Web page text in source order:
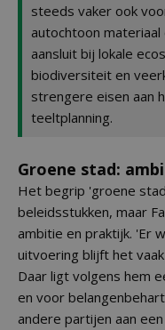
steeds vaker ook
autochtoon
aansluit bij lokale
biodiversiteit en
strengere eisen aan
teeltplanning.
Groene stad:
Het begrip 'groene
beleidsstukken, maar
ambitie en praktijk. 'Er
uitvoering blijft het
Daar ligt volgens hem
en voor
andere partijen aan